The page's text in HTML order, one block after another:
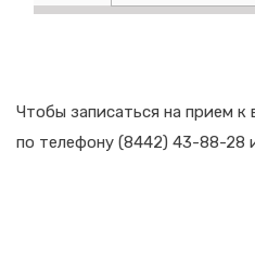
Чтобы записаться на прием к
по телефону (8442) 43-88-28